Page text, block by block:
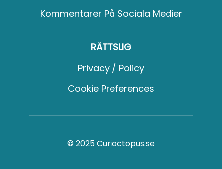
Kommentarer På Sociala Medier
RÄTTSLIG
Privacy / Policy
Cookie Preferences
© 2025 Curioctopus.se